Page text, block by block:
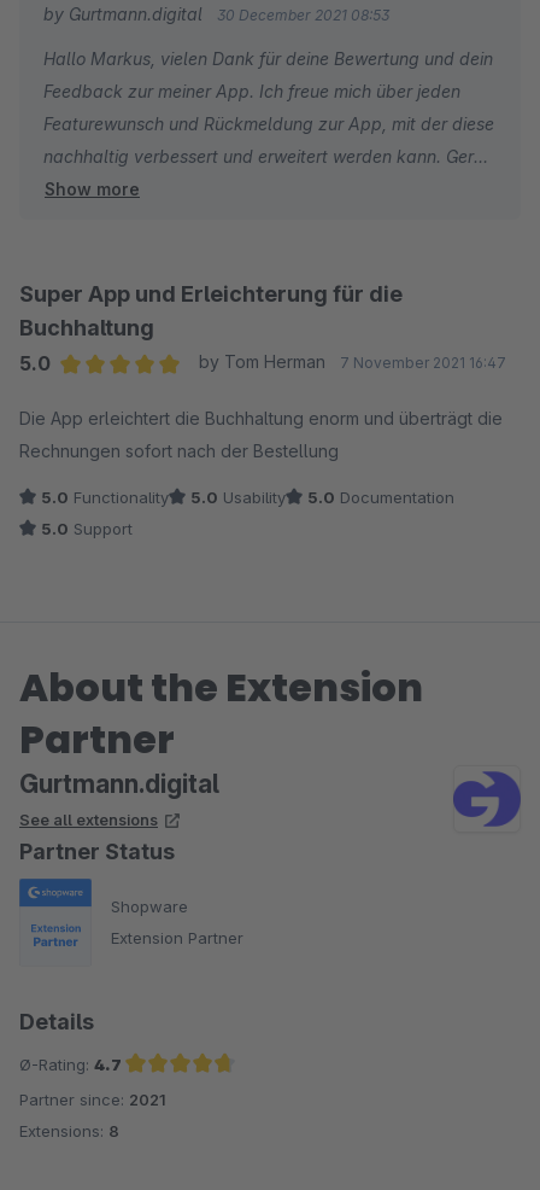
by Gurtmann.digital 30 December 2021 08:53
Hallo Markus, vielen Dank für deine Bewertung und dein
Feedback zur meiner App. Ich freue mich über jeden
Featurewunsch und Rückmeldung zur App, mit der diese
nachhaltig verbessert und erweitert werden kann. Gerne
nehme ich deinen Wunsch auf und implementiere in
dort an den Kunden gesendet werden können! Liebe
Grüße, Henrik
Show more
Super App und Erleichterung für die
Buchhaltung
5.0
by Tom Herman 7 November 2021 16:47
Die App erleichtert die Buchhaltung enorm und überträgt die
Rechnungen sofort nach der Bestellung
5.0 Functionality 5.0 Usability 5.0 Documentation
5.0 Support
About the Extension
Partner
Gurtmann.digital
See all extensions
Partner Status
Shopware
Extension Partner
Details
Ø-Rating: 4.7
Average rating of 4.7 out of 5 stars
Partner since: 2021
Extensions: 8